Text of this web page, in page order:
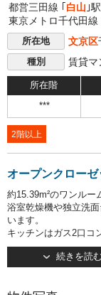
都営三田線 ｢ 白山 ｣
東京メトロ千代田線 ｢
所在地 文京区
種別 賃貸マ
所在階
***
2階以上
オープンクローゼ
約15.39m²のワンルー
浴室乾燥機や独立洗
います。
キッチンはガス2口コ
約5.1帖の洋室にはオ
減し、お部屋を続きを読む